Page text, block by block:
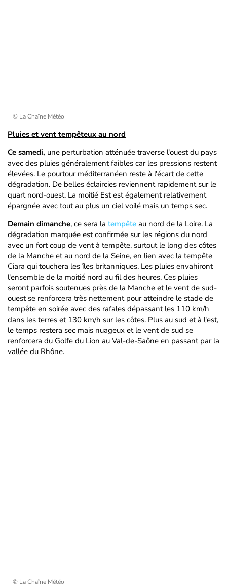
© La Chaîne Météo
Pluies et vent tempêteux au nord
Ce samedi, une perturbation atténuée traverse l'ouest du pays
avec des pluies généralement faibles car les pressions restent
élevées. Le pourtour méditerranéen reste à l'écart de cette
dégradation. De belles éclaircies reviennent rapidement sur le
quart nord-ouest. La moitié Est est également relativement
épargnée avec tout au plus un ciel voilé mais un temps sec.
Demain dimanche, ce sera la tempête au nord de la Loire. La
dégradation marquée est confirmée sur les régions du nord
avec un fort coup de vent à tempête, surtout le long des côtes
de la Manche et au nord de la Seine, en lien avec la tempête
Ciara qui touchera les îles britanniques. Les pluies envahiront
l'ensemble de la moitié nord au fil des heures. Ces pluies
seront parfois soutenues près de la Manche et le vent de sud-
ouest se renforcera très nettement pour atteindre le stade de
tempête en soirée avec des rafales dépassant les 110 km/h
dans les terres et 130 km/h sur les côtes. Plus au sud et à l'est,
le temps restera sec mais nuageux et le vent de sud se
renforcera du Golfe du Lion au Val-de-Saône en passant par la
vallée du Rhône.
© La Chaîne Météo